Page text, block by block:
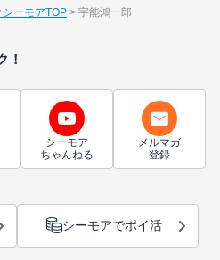
ーモアTOP 宇能鴻一郎
！
シーモア
ちゃんねる
メルマガ
登録
シーモアでポイ活